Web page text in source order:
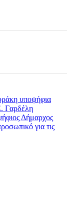
υποψήφια
Γαρδέλη
Δήμαρχος
για τις